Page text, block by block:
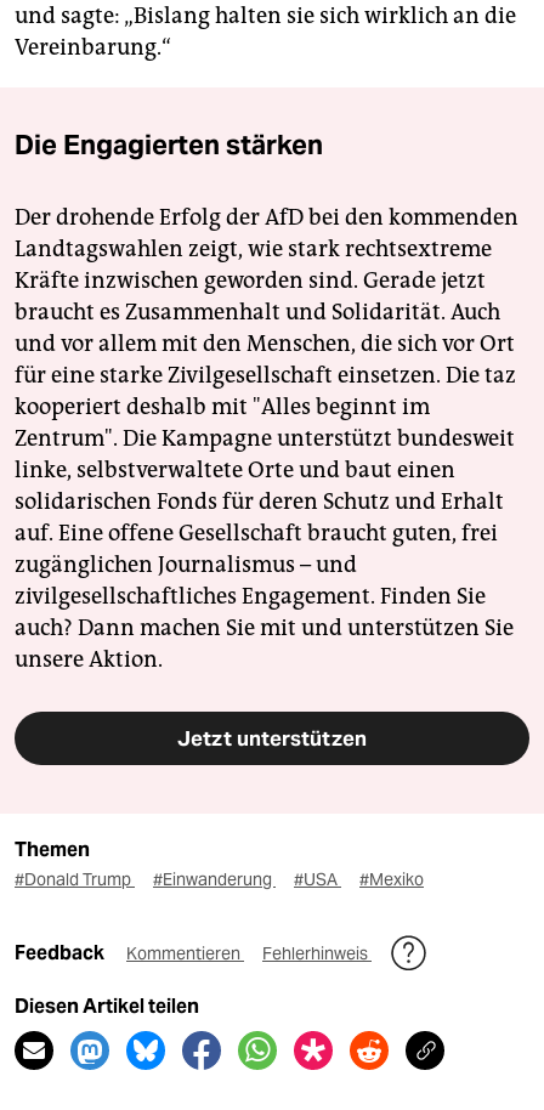
und sagte: „Bislang halten sie sich wirklich an die
Vereinbarung.“
Die Engagierten stärken
Der drohende Erfolg der AfD bei den kommenden
Landtagswahlen zeigt, wie stark rechtsextreme
Kräfte inzwischen geworden sind. Gerade jetzt
braucht es Zusammenhalt und Solidarität. Auch
und vor allem mit den Menschen, die sich vor Ort
für eine starke Zivilgesellschaft einsetzen. Die taz
kooperiert deshalb mit "Alles beginnt im
Zentrum". Die Kampagne unterstützt bundesweit
linke, selbstverwaltete Orte und baut einen
solidarischen Fonds für deren Schutz und Erhalt
auf. Eine offene Gesellschaft braucht guten, frei
zugänglichen Journalismus – und
zivilgesellschaftliches Engagement. Finden Sie
auch? Dann machen Sie mit und unterstützen Sie
unsere Aktion.
Jetzt unterstützen
Themen
#Donald Trump #Einwanderung #USA #Mexiko
Feedback Kommentieren Fehlerhinweis
Diesen Artikel teilen